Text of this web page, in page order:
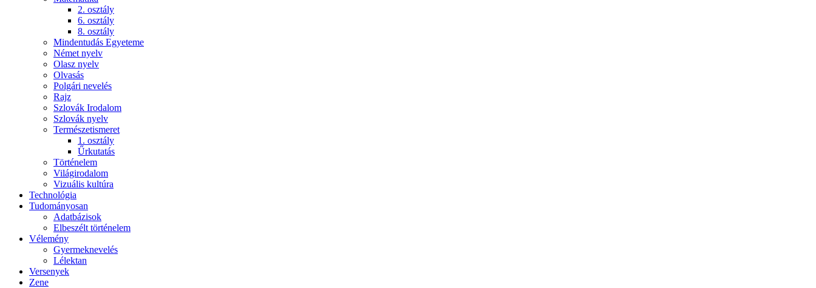
2. osztály
6. osztály
8. osztály
Mindentudás Egyeteme
Német nyelv
Olasz nyelv
Olvasás
Polgári nevelés
Rajz
Szlovák Irodalom
Szlovák nyelv
Természetismeret
1. osztály
Űrkutatás
Történelem
Világirodalom
Vizuális kultúra
Technológia
Tudományosan
Adatbázisok
Elbeszélt történelem
Vélemény
Gyermeknevelés
Lélektan
Versenyek
Zene